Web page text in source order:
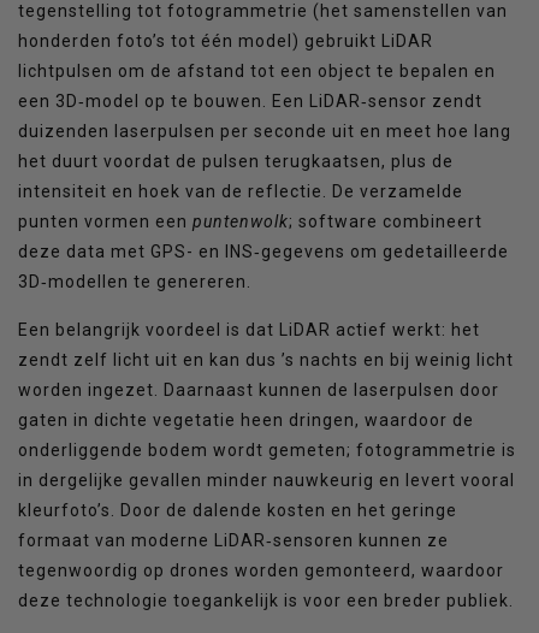
tegenstelling tot fotogrammetrie (het samenstellen van
honderden foto’s tot één model) gebruikt LiDAR
lichtpulsen om de afstand tot een object te bepalen en
een 3D‑model op te bouwen. Een LiDAR‑sensor zendt
duizenden laserpulsen per seconde uit en meet hoe lang
het duurt voordat de pulsen terugkaatsen, plus de
intensiteit en hoek van de reflectie. De verzamelde
punten vormen een puntenwolk; software combineert
deze data met GPS- en INS‑gegevens om gedetailleerde
3D‑modellen te genereren.
Een belangrijk voordeel is dat LiDAR actief werkt: het
zendt zelf licht uit en kan dus ’s nachts en bij weinig licht
worden ingezet. Daarnaast kunnen de laserpulsen door
gaten in dichte vegetatie heen dringen, waardoor de
onderliggende bodem wordt gemeten; fotogrammetrie is
in dergelijke gevallen minder nauwkeurig en levert vooral
kleurfoto’s. Door de dalende kosten en het geringe
formaat van moderne LiDAR‑sensoren kunnen ze
tegenwoordig op drones worden gemonteerd, waardoor
deze technologie toegankelijk is voor een breder publiek.